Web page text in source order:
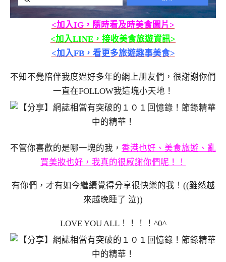
<加入IG，隨時看及時美食圖片>
<加入LINE，接收美食旅遊資訊>
<加入FB，看更多旅遊趣事美食>
不知不覺陪伴我度過好多年的網上朋友們，很謝謝你們
一直在FOLLOW我這塊小天地！
不管你喜歡的是哪一塊的我， 香港也好、美食旅遊、亂
買美妝也好，我真的很感謝你們呢！！
有你們，才有如今繼續覺得分享很快樂的我！((雖然越
來越晚睡了 泣))
LOVE YOU ALL！！！！^0^